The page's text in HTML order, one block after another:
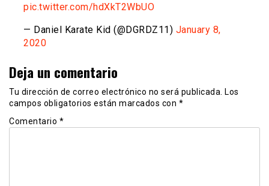
pic.twitter.com/hdXkT2WbUO
— Daniel Karate Kid (@DGRDZ11) January 8,
2020
Deja un comentario
Tu dirección de correo electrónico no será publicada.
Los
campos obligatorios están marcados con *
Comentario *